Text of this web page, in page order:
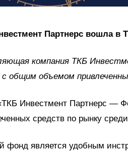
Партнерс вошла
компания ТКБ
общим объемом
Инвестмент Партнерс —
средств по рынку
фонд является удобным